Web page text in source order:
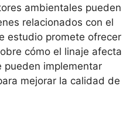
ambientales pueden
relacionados con el
estudio promete ofrecer
cómo el linaje afecta
pueden implementar
mejorar la calidad de